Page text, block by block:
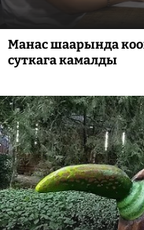
Манас шаарында
суткага камалды